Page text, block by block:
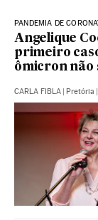
PANDEMIA DE
Angelique
primeiro
ômicron não
CARLA FIBLA Pretória